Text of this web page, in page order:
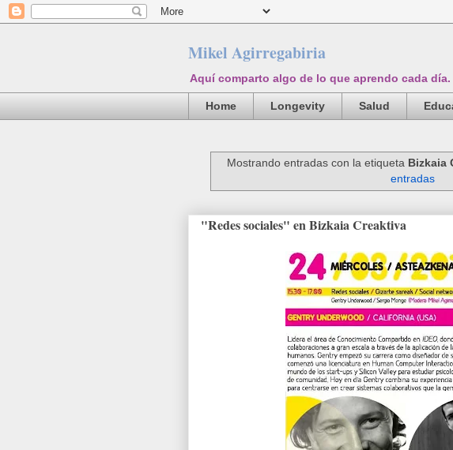
Mikel Agirregabiria
Aquí comparto algo de lo que aprendo cada día.
Home Longevity Salud
Mostrando entradas con la etiqueta Bizkaia
entradas
"Redes sociales" en Bizkaia Creaktiva